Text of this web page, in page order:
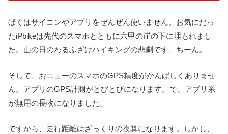
ぼくはサイコンやアプリをぜんぜん使いません。お気にだっ
たiPbikeは先代のスマホとともに六甲の崖の下に埋もれまし
た。山の日のわるふざけハイキングの悲劇です、ちーん。
そして、おニューのスマホのGPS精度がかんばしくありませ
ん。アプリのGPS計測がとびとびになります。で、アプリ系
が無用の長物になりました。
ですから、走行距離はざっくりの換算になります。しかし、